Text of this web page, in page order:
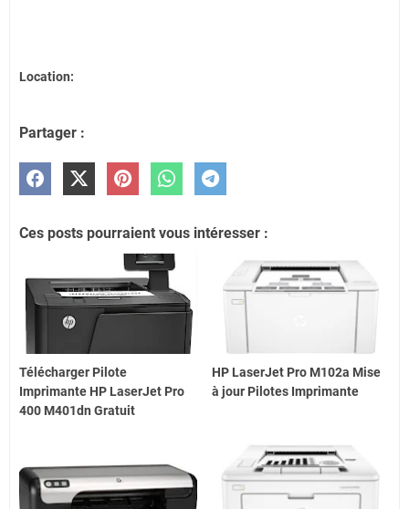
Location:
Partager :
Ces posts pourraient vous intéresser :
Télécharger Pilote
Imprimante HP LaserJet Pro
400 M401dn Gratuit
HP LaserJet Pro M102a Mise
à jour Pilotes Imprimante